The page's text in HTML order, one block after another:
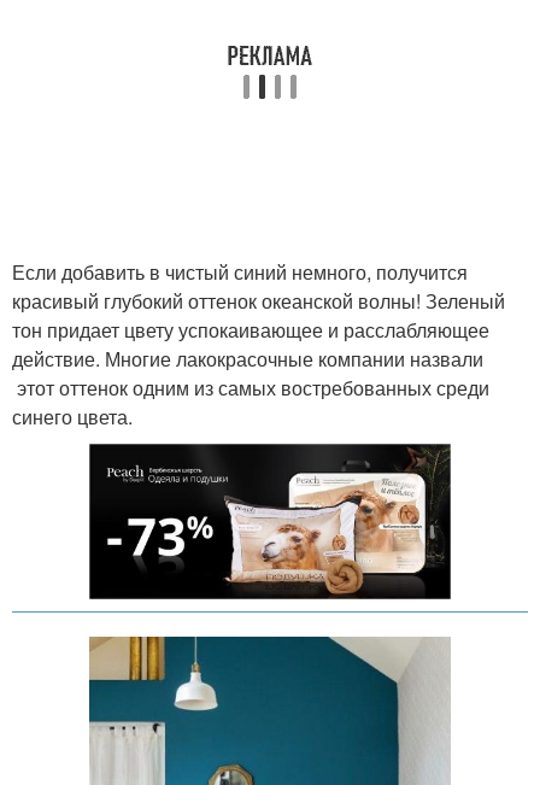
Если добавить в чистый синий немного, получится
красивый глубокий оттенок океанской волны! Зеленый
тон придает цвету успокаивающее и расслабляющее
действие. Многие лакокрасочные компании назвали
этот оттенок одним из самых востребованных среди
синего цвета.